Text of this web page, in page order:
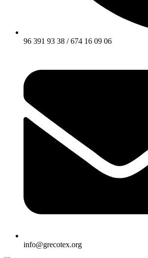
96 391 93 38 / 674 16 09 06
info@grecotex.org